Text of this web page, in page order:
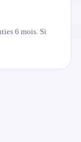
6 mois. Si